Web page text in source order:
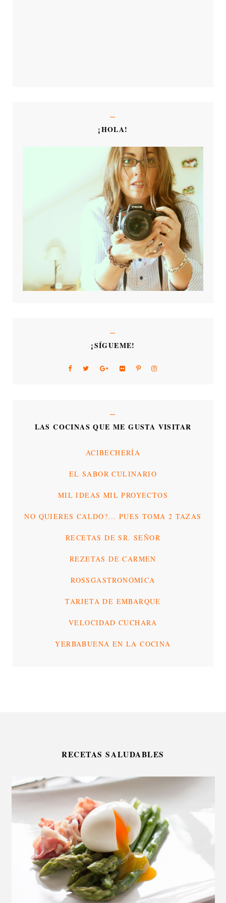
¡HOLA!
¡SÍGUEME!
LAS COCINAS QUE ME GUSTA VISITAR
ACIBECHERÍA
EL SABOR CULINARIO
MIL IDEAS MIL PROYECTOS
NO QUIERES CALDO?... PUES TOMA 2 TAZAS
RECETAS DE SR. SEÑOR
REZETAS DE CARMEN
ROSSGASTRONÓMICA
TARJETA DE EMBARQUE
VELOCIDAD CUCHARA
YERBABUENA EN LA COCINA
RECETAS SALUDABLES